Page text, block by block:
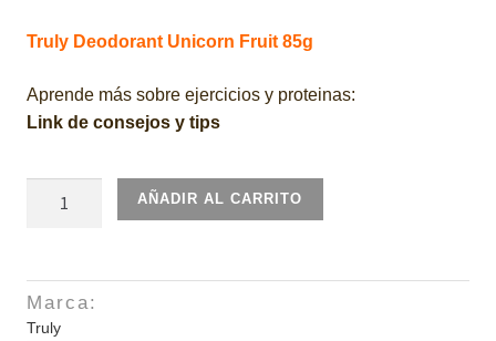
Truly Deodorant Unicorn Fruit 85g
Aprende más sobre ejercicios y proteinas:
Link de consejos y tips
90
ml
AÑADIR AL CARRITO
Marca:
Truly